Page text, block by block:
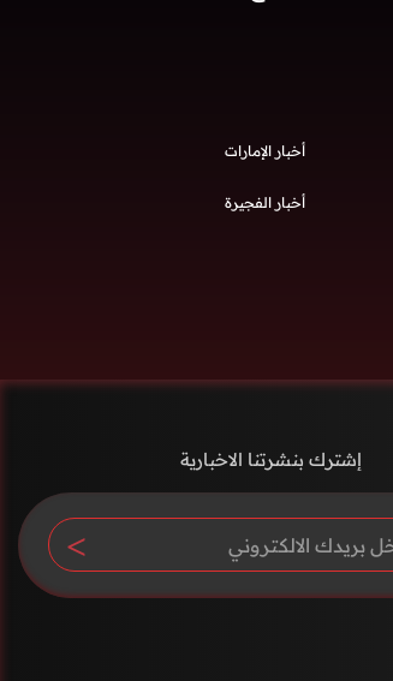
أخبار الإمارات
أخبار الفجيرة
إشترك بنشرتنا الاخبارية